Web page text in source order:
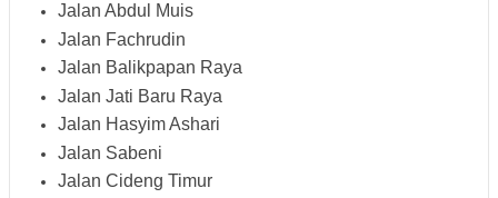
Jalan Abdul Muis
Jalan Fachrudin
Jalan Balikpapan Raya
Jalan Jati Baru Raya
Jalan Hasyim Ashari
Jalan Sabeni
Jalan Cideng Timur